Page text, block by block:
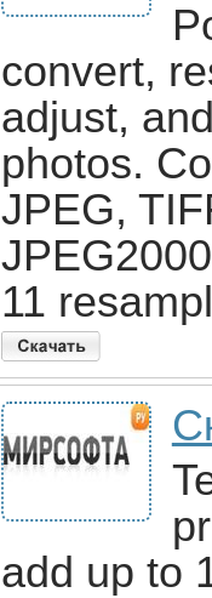
convert,
adjust,
photos.
JPEG,
11
add up to